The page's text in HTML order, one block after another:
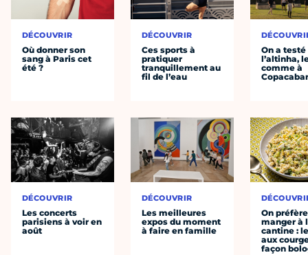
DÉCOUVRIR
Où donner son
sang à Paris cet
été ?
DÉCOUVRIR
Les concerts
parisiens à voir en
août
DÉCOUVRIR
Ces sports à
pratiquer
tranquillement au
fil de l’eau
DÉCOUVRIR
Les meilleures
expos du moment
à faire en famille
On a testé
l’altinha,
comme à
On préfère
manger à
cantine :
aux
façon